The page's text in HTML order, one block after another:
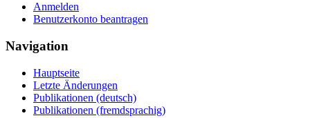
Anmelden
Benutzerkonto beantragen
Navigation
Hauptseite
Letzte Änderungen
Publikationen (deutsch)
Publikationen (fremdsprachig)